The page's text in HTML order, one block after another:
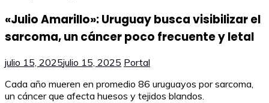
«Julio Amarillo»: Uruguay busca visibilizar el
sarcoma, un cáncer poco frecuente y letal
julio 15, 2025julio 15, 2025 Portal
Cada año mueren en promedio 86 uruguayos por sarcoma,
un cáncer que afecta huesos y tejidos blandos.